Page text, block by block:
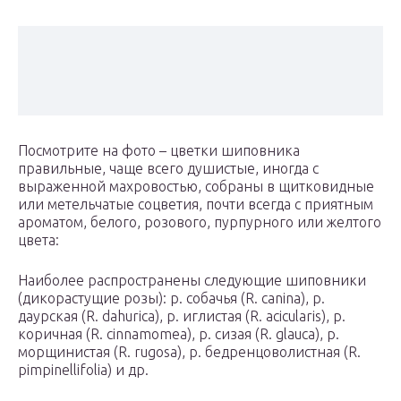
Посмотрите на фото – цветки шиповника
правильные, чаще всего душистые, иногда с
выраженной махровостью, собраны в щитковидные
или метельчатые соцветия, почти всегда с приятным
ароматом, белого, розового, пурпурного или желтого
цвета:
Наиболее распространены следующие шиповники
(дикорастущие розы): р. собачья (R. canina), р.
даурская (R. dahurica), р. иглистая (R. acicularis), p.
коричная (R. cinnamomea), p. сизая (R. glauca), p.
морщинистая (R. rugosa), p. бедренцоволистная (R.
pimpinellifolia) и др.